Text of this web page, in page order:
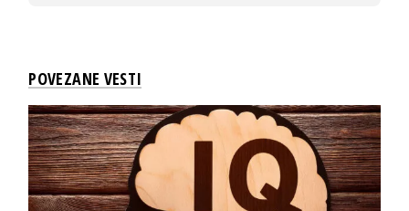
POVEZANE VESTI